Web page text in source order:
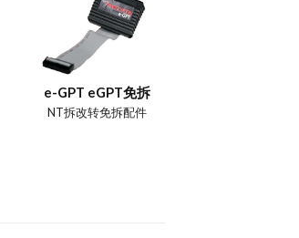
e-GPT eGPT免拆
NT拆改转免拆配件